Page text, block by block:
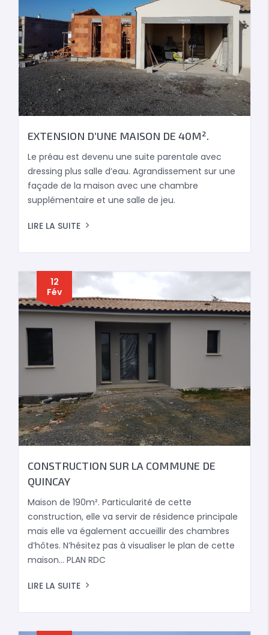
EXTENSION D’UNE MAISON DE 40M².
Le préau est devenu une suite parentale avec
dressing plus salle d’eau. Agrandissement sur une
façade de la maison avec une chambre
supplémentaire et une salle de jeu.
LIRE LA SUITE
12
Fév
CONSTRUCTION SUR LA COMMUNE DE
QUINCAY
Maison de 190m². Particularité de cette
construction, elle va servir de résidence principale
mais elle va également accueillir des chambres
d’hôtes. N’hésitez pas à visualiser le plan de cette
maison… PLAN RDC
LIRE LA SUITE